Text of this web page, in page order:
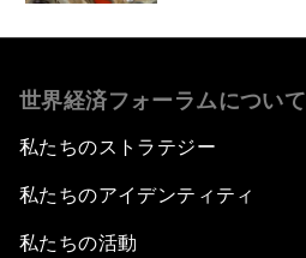
世界経済フォーラムについて
私たちのストラテジー
私たちのアイデンティティ
私たちの活動